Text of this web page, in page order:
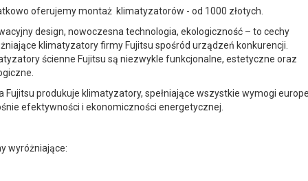
oferujemy montaż klimatyzatorów - od 1000 złotych.
design, nowoczesna technologia, ekologiczność – to cechy
klimatyzatory firmy Fujitsu spośród urządzeń konkurencji.
ścienne Fujitsu są niezwykle funkcjonalne, estetyczne oraz
Fujitsu produkuje klimatyzatory, spełniające wszystkie wymogi
efektywności i ekonomiczności energetycznej.
wyróżniające: